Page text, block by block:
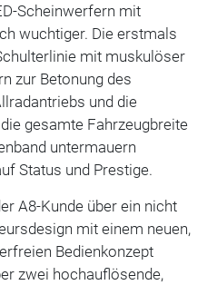
Scheinwerfern mit
wuchtiger. Die erstmals
mit muskulöser
zur Betonung des
und die
gesamte Fahrzeugbreite
untermauern
Status und Prestige.
A8-Kunde über ein nicht
mit einem neuen,
Bedienkonzept
zwei hochauflösende,